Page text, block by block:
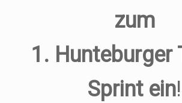
zum
1. Hunteburger
Sprint ein!